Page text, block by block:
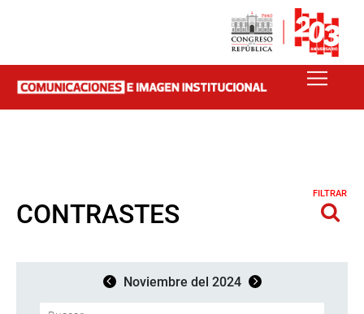
CONTRASTES
FILTRAR
Noviembre del 2024